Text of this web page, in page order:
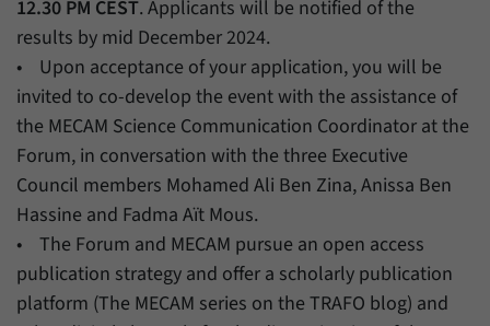
12.30 PM CEST. Applicants will be notified of the
results by mid December 2024.
• Upon acceptance of your application, you will be
invited to co-develop the event with the assistance of
the MECAM Science Communication Coordinator at the
Forum, in conversation with the three Executive
Council members Mohamed Ali Ben Zina, Anissa Ben
Hassine and Fadma Aït Mous.
• The Forum and MECAM pursue an open access
publication strategy and offer a scholarly publication
platform (The MECAM series on the TRAFO blog) and